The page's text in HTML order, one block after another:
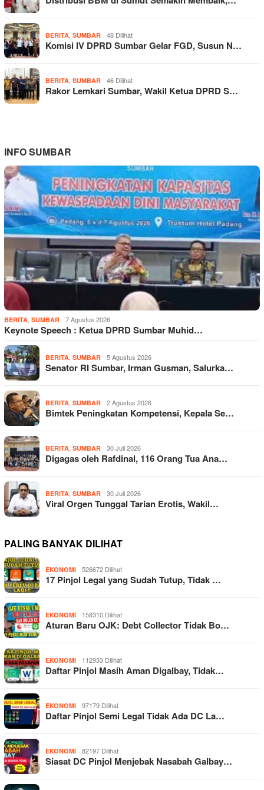
BERITA SUMBAR 48 Dilihat
Komisi IV DPRD Sumbar Gelar FGD, Susun N…
BERITA SUMBAR 46 Dilihat
Rakor Lemkari Sumbar, Wakil Ketua DPRD S…
INFO SUMBAR
BERITA SUMBAR 7 Agustus 2026
Keynote Speech : Ketua DPRD Sumbar Muhid…
BERITA SUMBAR 5 Agustus 2026
Senator RI Sumbar, Irman Gusman, Salurka…
BERITA SUMBAR 2 Agustus 2026
Bimtek Peningkatan Kompetensi, Kepala Se…
BERITA SUMBAR 30 Juli 2026
Digagas oleh Rafdinal, 116 Orang Tua Ana…
BERITA SUMBAR 30 Juli 2026
Viral Orgen Tunggal Tarian Erotis, Wakil…
PALING BANYAK DILIHAT
EKONOMI 526672 Dilihat
17 Pinjol Legal yang Sudah Tutup, Tidak …
EKONOMI 158310 Dilihat
Aturan Baru OJK: Debt Collector Tidak Bo…
EKONOMI 112933 Dilihat
Daftar Pinjol Masih Aman Digalbay, Tidak…
EKONOMI 97179 Dilihat
Daftar Pinjol Semi Legal Tidak Ada DC La…
EKONOMI 82197 Dilihat
Siasat DC Pinjol Menjebak Nasabah Galbay…